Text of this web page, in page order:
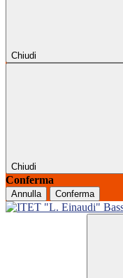
Chiudi
Chiudi
Conferma
Annulla Conferma